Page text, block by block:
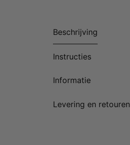
Beschrijving
Instructies
Informatie
Levering en retouren